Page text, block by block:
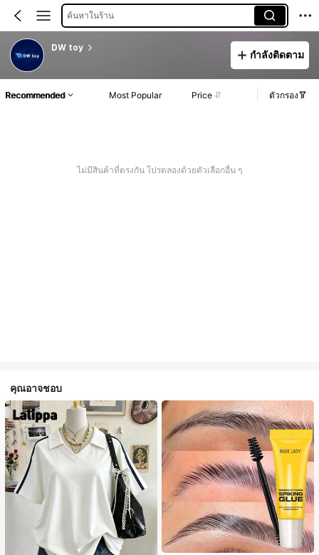
ค้นหาในร้าน
DW toy
กำลังติดตาม
Recommended Most Popular Price ตัวกรอง
ไม่มีสินค้าที่ตรงกัน โปรดลองด้วยตัวเลือกอื่น ๆ
คุณอาจชอบ